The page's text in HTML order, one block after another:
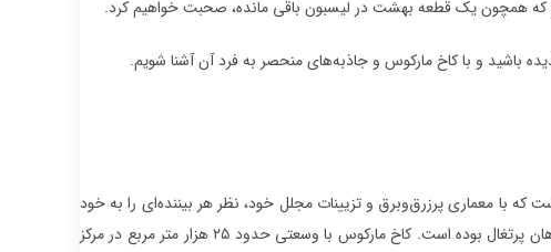
که همچون یک قطعه بهشت در لیسبون باقی مانده، صحبت خواهیم کرد.
باشید و با کاخ مارکوس و جاذبه‌های منحصر به فرد آن آشنا شویم.
با معماری پرزرق‌و‌برق و تزیینات مجلل خود، نظر هر بیننده‌ای را به خود
جلب می‌کند. این کاخ در قرن ۱۸ میلادی ساخته شده و در طول تاریخ محل اقامت شاهان پرتغال بوده است. کاخ مارکوس با وسعتی حدود ۲۵ هزار متر مربع در مرکز